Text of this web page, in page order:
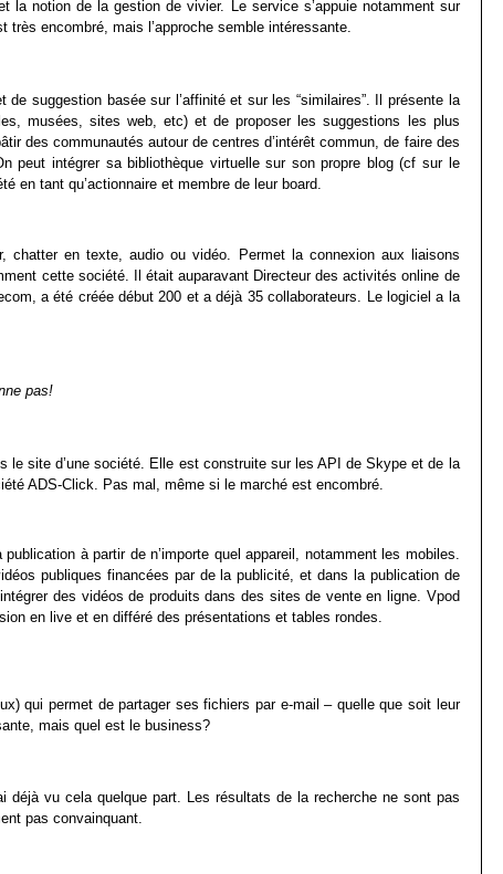
notion de la gestion de vivier. Le service s’appuie notamment sur
très encombré, mais l’approche semble intéressante.
suggestion basée sur l’affinité et sur les “similaires”. Il présente la
musées, sites web, etc) et de proposer les suggestions les plus
des communautés autour de centres d’intérêt commun, de faire des
peut intégrer sa bibliothèque virtuelle sur son propre blog (cf sur le
en tant qu’actionnaire et membre de leur board.
chatter en texte, audio ou vidéo. Permet la connexion aux liaisons
cette société. Il était auparavant Directeur des activités online de
a été créée début 200 et a déjà 35 collaborateurs. Le logiciel a la
pas!
le site d’une société. Elle est construite sur les API de Skype et de la
ADS-Click. Pas mal, même si le marché est encombré.
à partir de n’importe quel appareil, notamment les mobiles.
publiques financées par de la publicité, et dans la publication de
des vidéos de produits dans des sites de vente en ligne. Vpod
en live et en différé des présentations et tables rondes.
qui permet de partager ses fichiers par e-mail – quelle que soit leur
mais quel est le business?
vu cela quelque part. Les résultats de la recherche ne sont pas
pas convainquant.